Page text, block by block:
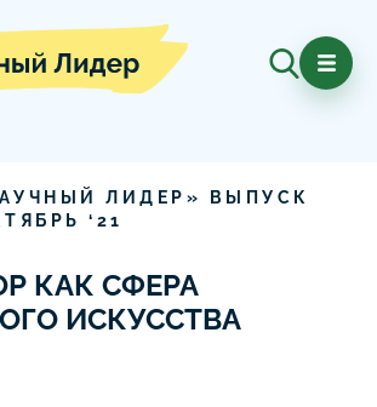
ЛИДЕР» ВЫПУСК
‘ 21
КАК СФЕРА
ИСКУССТВА